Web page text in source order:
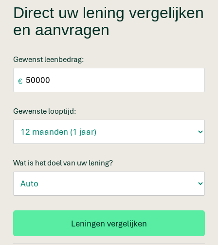
Direct uw lening vergelijken
en aanvragen
Gewenst leenbedrag:
€
Gewenste looptijd:
Wat is het doel van uw lening?